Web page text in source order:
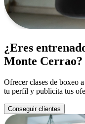
¿Eres
Monte Cerrao?
Ofrecer clases de boxeo
tu perfil y publicita tus
Conseguir clientes